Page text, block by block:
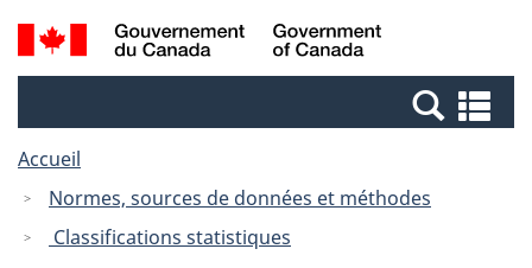
Passer
au
Passer
à
Canada
Recherche
et
et
Accueil
Normes, sources de données et méthodes
Classifications statistiques